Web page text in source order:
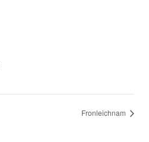
Fronleichnam